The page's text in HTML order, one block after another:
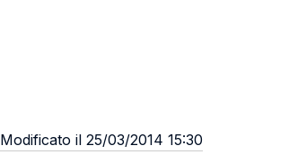
Modificato il 25/03/2014 15:30